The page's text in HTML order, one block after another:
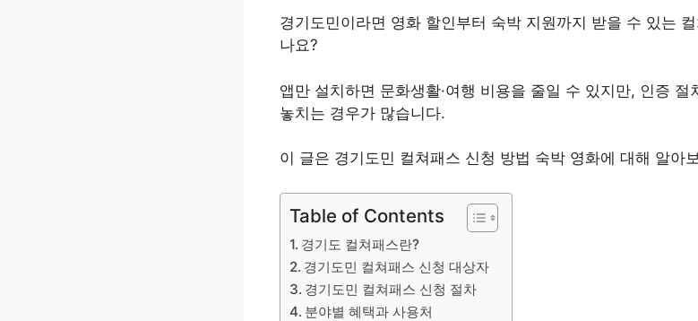
경기도민이라면 영화 할인부터 숙박 지원까지 받을 수 있는
나요?
앱만 설치하면 문화생활·여행 비용을 줄일 수 있지만, 인증
놓치는 경우가 많습니다.
이 글은 경기도민 컬쳐패스 신청 방법 숙박 영화에 대해 알아
Table of Contents
경기도 컬쳐패스란?
경기도민 컬쳐패스 신청 대상자
경기도민 컬쳐패스 신청 절차
분야별 혜택과 사용처